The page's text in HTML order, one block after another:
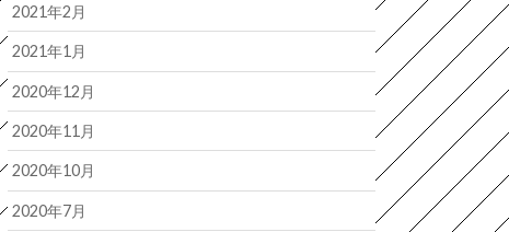
2021年2月
2021年1月
2020年12月
2020年11月
2020年10月
2020年7月